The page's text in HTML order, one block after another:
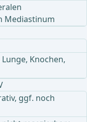
Mediastinum
Knochen,
ggf. noch